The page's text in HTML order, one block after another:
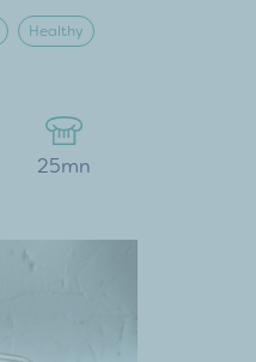
Healthy
25mn